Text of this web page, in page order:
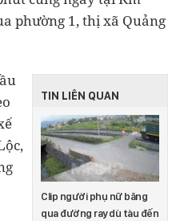
phường 1, thị xã Quảng
TIN LIÊN QUAN
Clip người phụ nữ băng
qua đường ray dù tàu đến